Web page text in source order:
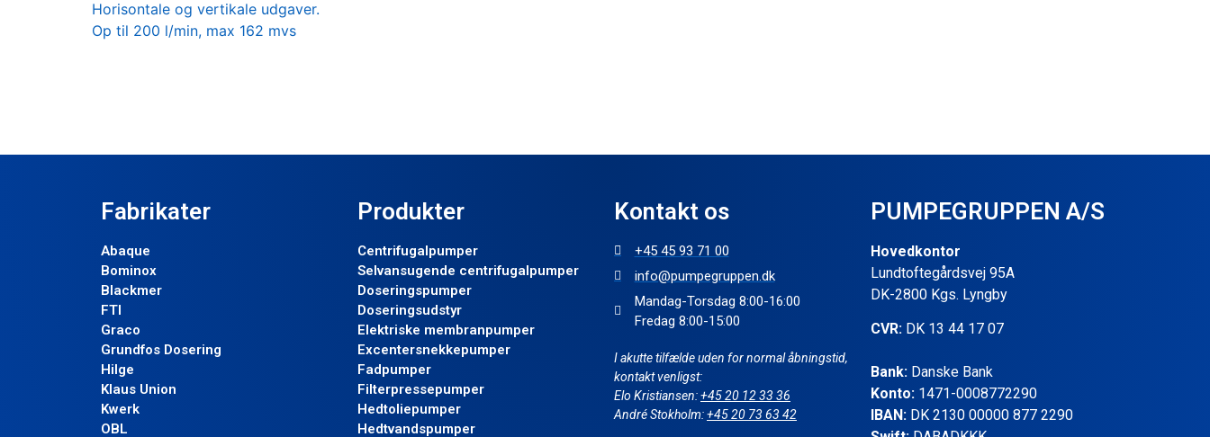
Horisontale og vertikale udgaver.
Op til 200 l/min, max 162 mvs
Fabrikater
Abaque
Bominox
Blackmer
FTI
Graco
Grundfos Dosering
Hilge
Klaus Union
Kwerk
OBL
Produkter
Centrifugalpumper
Selvansugende centrifugalpumper
Doseringspumper
Doseringsudstyr
Elektriske membranpumper
Excentersnekkepumper
Fadpumper
Filterpressepumper
Hedtoliepumper
Hedtvandspumper
Kontakt os
+45 45 93 71 00
info@pumpegruppen.dk
Mandag-Torsdag 8:00-16:00
Fredag 8:00-15:00
I akutte tilfælde uden for normal åbningstid,
kontakt venligst:
Elo Kristiansen:+45 20 12 33 36
André Stokholm:+45 20 73 63 42
PUMPEGRUPPEN A/S
Hovedkontor
Lundtoftegårdsvej 95A
DK-2800 Kgs. Lyngby
CVR: DK 13 44 17 07
Bank: Danske Bank
Konto: 1471-0008772290
IBAN: DK 2130 00000 877 2290